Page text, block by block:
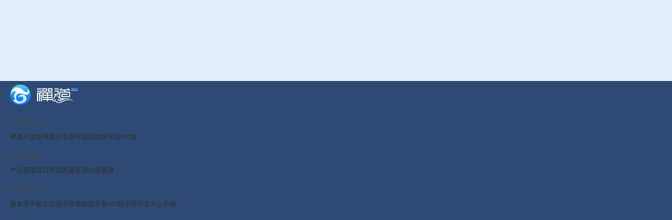
禅道产品
禅道开源版禅道企业版禅道旗舰版禅道IPD版
核心功能
产品管理项目管理质量管理效能管理
使用文档
基本版手册企业版手册旗舰版手册IPD版手册开发中心手册